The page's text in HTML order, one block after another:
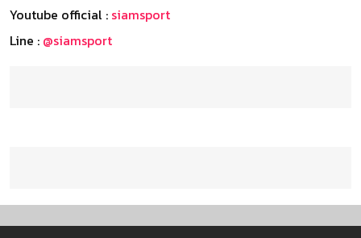
Youtube official : siamsport
Line : @siamsport